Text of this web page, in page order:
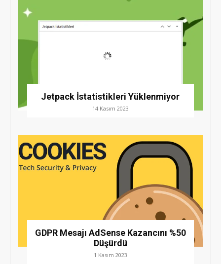
Jetpack İstatistikleri Yüklenmiyor
14 Kasım 2023
GDPR Mesajı AdSense Kazancını %50
Düşürdü
1 Kasım 2023